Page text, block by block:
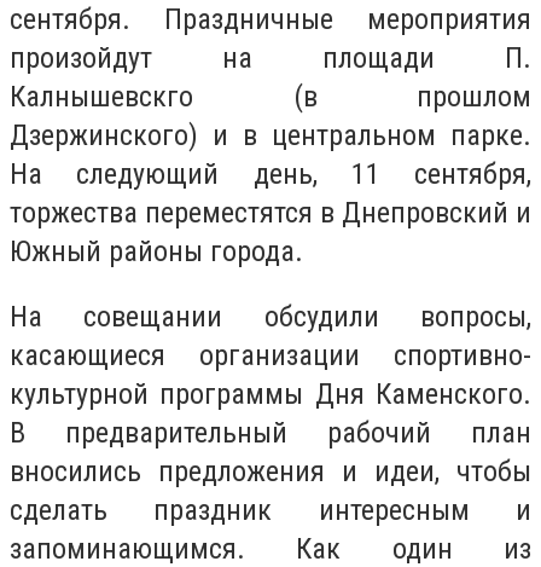
сентября. Праздничные мероприятия
произойдут на площади П.
Калнышевскго (в прошлом
Дзержинского) и в центральном парке.
На следующий день, 11 сентября,
торжества переместятся в Днепровский и
Южный районы города.
На совещании обсудили вопросы,
касающиеся организации спортивно-
культурной программы Дня Каменского.
В предварительный рабочий план
вносились предложения и идеи, чтобы
сделать праздник интересным и
запоминающимся. Как один из